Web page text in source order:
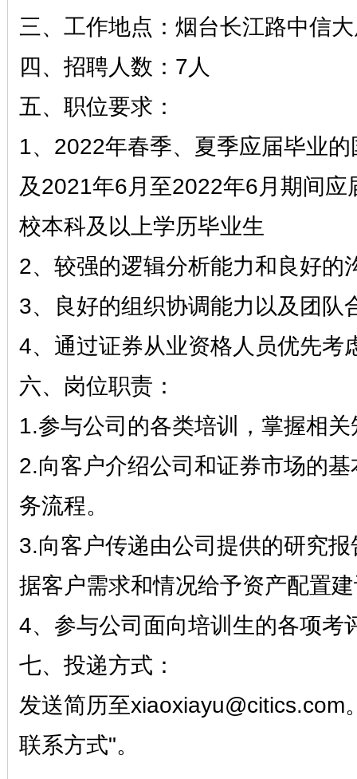
三、工作地点：烟台长江路中信
四、招聘人数：7人
五、职位要求：
1、2022年春季、夏季应届毕业
及2021年6月至2022年6月期间
校本科及以上学历毕业生
2、较强的逻辑分析能力和良好的
3、良好的组织协调能力以及团队
4、通过证券从业资格人员优先考
六、岗位职责：
1.参与公司的各类培训，掌握相
2.向客户介绍公司和证券市场的
务流程。
3.向客户传递由公司提供的研究
据客户需求和情况给予资产配置
4、参与公司面向培训生的各项考
七、投递方式：
发送简历至
联系方式"。